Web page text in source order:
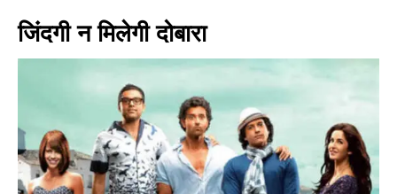
जिंदगी न मिलेगी दोबारा